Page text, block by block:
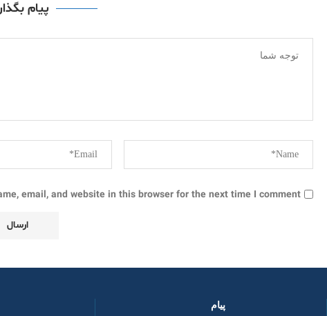
پیام
email, and website in this browser for the next time I comment.
پیام